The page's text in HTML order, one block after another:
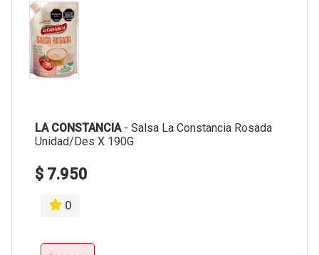
LA CONSTANCIA- Salsa La Constancia Rosada
Unidad/Des X 190G
$ 7.950
0